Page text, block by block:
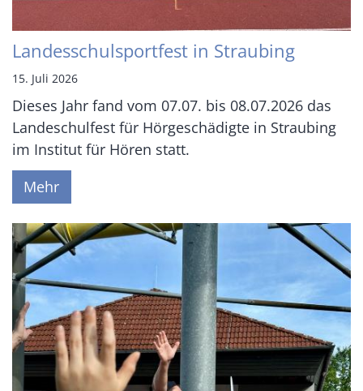
Landesschulsportfest in Straubing
15. Juli 2026
Dieses Jahr fand vom 07.07. bis 08.07.2026 das
Landeschulfest für Hörgeschädigte in Straubing
im Institut für Hören statt.
Mehr